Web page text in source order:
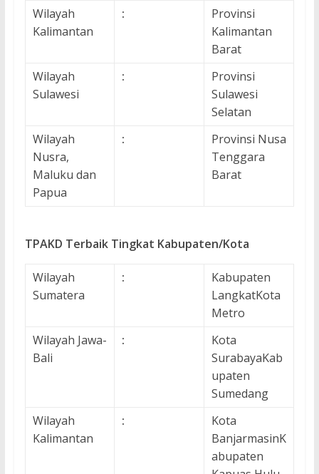
Wilayah
Kalimantan
:
Provinsi
Kalimantan
Barat
Wilayah
Sulawesi
:
Provinsi
Sulawesi
Selatan
Wilayah
Nusra,
Maluku dan
Papua
:
Provinsi Nusa
Tenggara
Barat
TPAKD Terbaik Tingkat Kabupaten/Kota
Wilayah
Sumatera
:
Kabupaten
LangkatKota
Metro
Wilayah Jawa-
Bali
:
Kota
SurabayaKab
upaten
Sumedang
Wilayah
Kalimantan
:
Kota
BanjarmasinK
abupaten